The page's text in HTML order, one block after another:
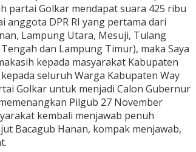
partai Golkar mendapat suara 425 ribu
anggota DPR RI yang pertama dari
Lampung Utara, Mesuji, Tulang
dan Lampung Timur), maka Saya
kepada masyarakat Kabupaten
seluruh Warga Kabupaten Way
Golkar untuk menjadi Calon Gubernur
Pilgub 27 November
kembali menjawab penuh
Bacagub Hanan, kompak menjawab,